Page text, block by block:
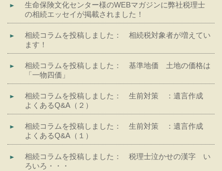
生命保険文化センター様のWEBマガジンに弊社税理士
の相続エッセイが掲載されました！
相続コラムを投稿しました： 相続税対象者が増えてい
ます！
相続コラムを投稿しました： 基準地価 土地の価格は
「一物四価」
相続コラムを投稿しました： 生前対策 ：遺言作成
よくあるQ&A（２）
相続コラムを投稿しました： 生前対策 ：遺言作成
よくあるQ&A（１）
相続コラムを投稿しました： 税理士泣かせの漢字 い
ろいろ・・・